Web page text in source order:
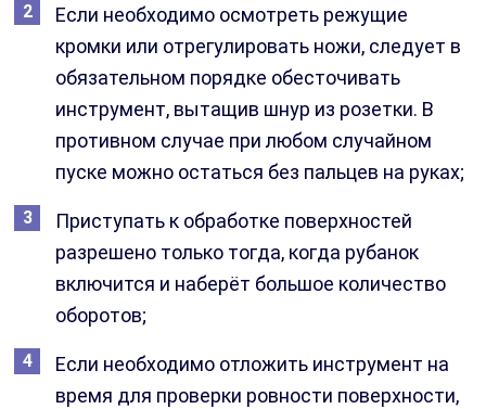
Если необходимо осмотреть режущие
кромки или отрегулировать ножи, следует в
обязательном порядке обесточивать
инструмент, вытащив шнур из розетки. В
противном случае при любом случайном
пуске можно остаться без пальцев на руках;
Приступать к обработке поверхностей
разрешено только тогда, когда рубанок
включится и наберёт большое количество
оборотов;
Если необходимо отложить инструмент на
время для проверки ровности поверхности,